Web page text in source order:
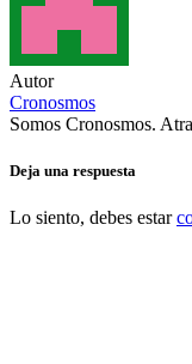
Autor
Cronosmos
Somos Cronosmos.
Deja una respuesta
Lo siento, debes estar